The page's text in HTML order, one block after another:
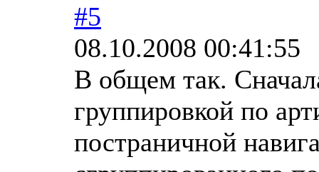
#5
08.10.2008 00:41:55
В общем так.
группировкой по
постраничной